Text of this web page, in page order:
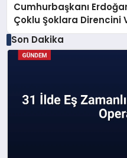
Cumhurbaşkanı
Çoklu Şoklara Direncini
Son Dakika